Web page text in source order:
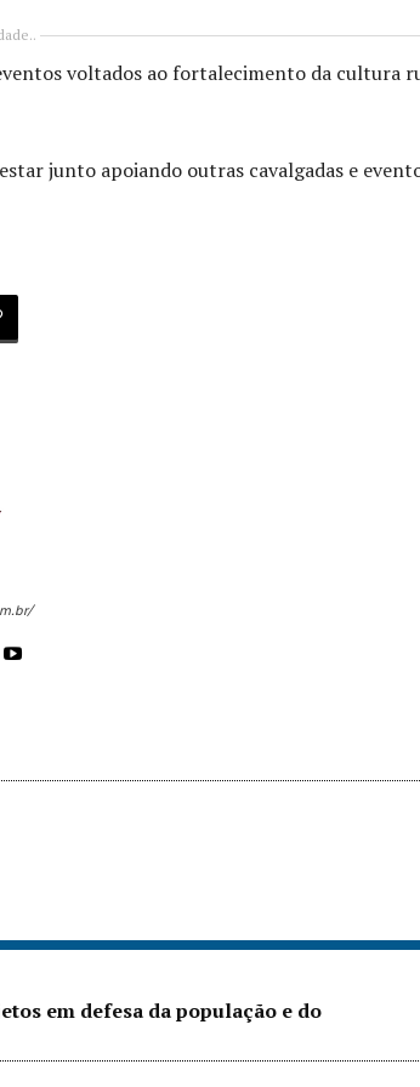
voltados ao fortalecimento da cultura
junto apoiando outras cavalgadas e
em defesa da população e do